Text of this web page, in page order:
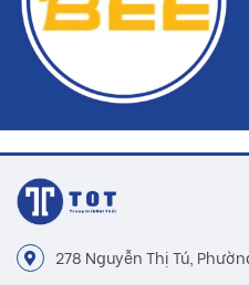
278 Nguyễn Thị Tú,